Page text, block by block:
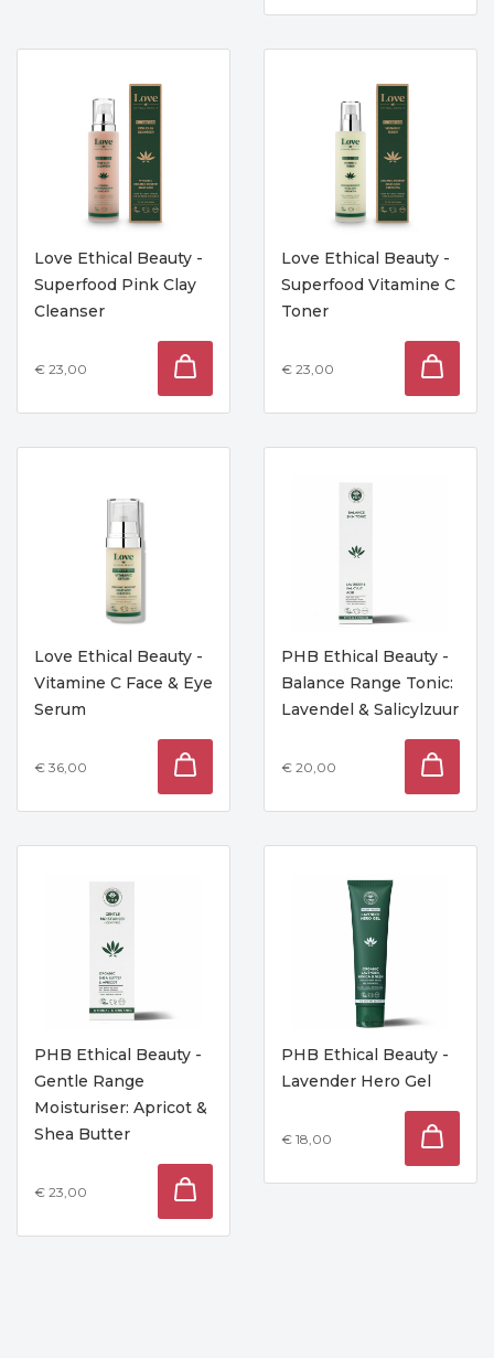
Love Ethical Beauty -
Superfood Pink Clay
Cleanser
€ 23,00
Love Ethical Beauty -
Superfood Vitamine C
Toner
€ 23,00
Love Ethical Beauty -
Vitamine C Face & Eye
Serum
€ 36,00
PHB Ethical Beauty -
Balance Range Tonic:
Lavendel & Salicylzuur
€ 20,00
PHB Ethical Beauty -
Gentle Range
Moisturiser: Apricot &
Shea Butter
€ 23,00
PHB Ethical Beauty -
Lavender Hero Gel
€ 18,00